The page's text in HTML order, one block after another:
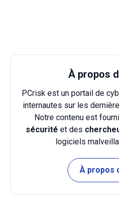
À propos
PCrisk est un portail de
internautes sur les
Notre contenu est
sécurité et des
logiciels
À propos